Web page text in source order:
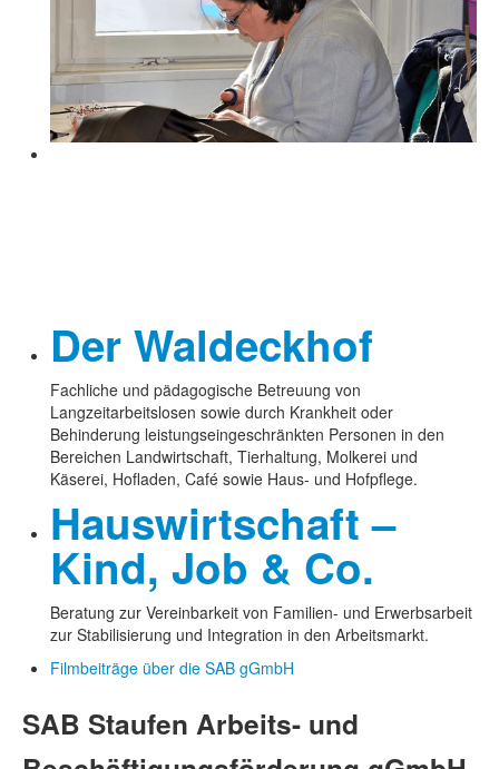
Der Waldeckhof
Fachliche und pädagogische Betreuung von
Langzeitarbeitslosen sowie durch Krankheit oder
Behinderung leistungseingeschränkten Personen in den
Bereichen Landwirtschaft, Tierhaltung, Molkerei und
Käserei, Hofladen, Café sowie Haus- und Hofpflege.
Hauswirtschaft –
Kind, Job & Co.
Beratung zur Vereinbarkeit von Familien- und Erwerbsarbeit
zur Stabilisierung und Integration in den Arbeitsmarkt.
Filmbeiträge über die SAB gGmbH
SAB Staufen Arbeits- und